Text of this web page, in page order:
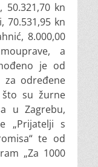
50.321,70 kn
70.531,95 kn
8.000,00
a
je od
za određene
su žurne
u Zagrebu,
„Prijatelji s
te od
„Za 1000